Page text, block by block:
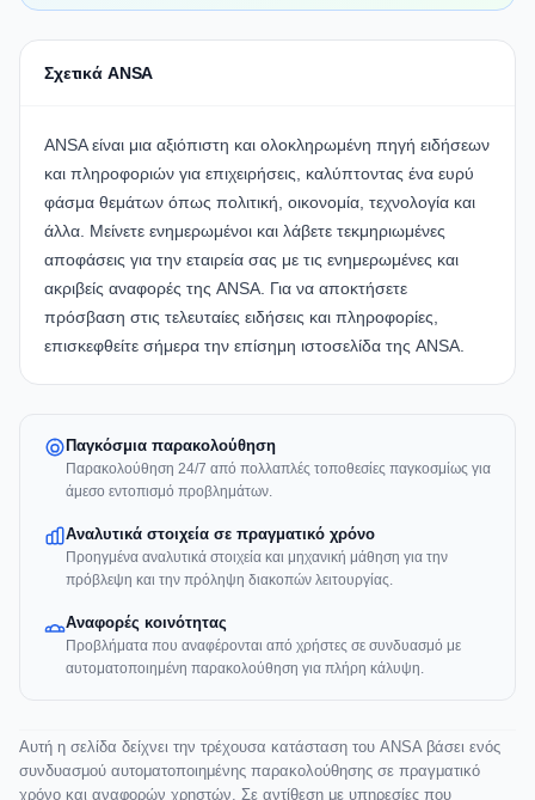
Σχετικά ANSA
ANSAείναι μια αξιόπιστη και ολοκληρωμένη πηγή ειδήσεων
και πληροφοριών για επιχειρήσεις, καλύπτοντας ένα ευρύ
φάσμα θεμάτων όπως πολιτική, οικονομία, τεχνολογία και
άλλα. Μείνετε ενημερωμένοι και λάβετε τεκμηριωμένες
αποφάσεις για την εταιρεία σας με τις ενημερωμένες και
ακριβείς αναφορές της ANSA. Για να αποκτήσετε
πρόσβαση στις τελευταίες ειδήσεις και πληροφορίες,
επισκεφθείτε σήμερα την επίσημη ιστοσελίδα της ANSA.
Παγκόσμια παρακολούθηση
Παρακολούθηση 24/7 από πολλαπλές τοποθεσίες παγκοσμίως για
άμεσο εντοπισμό προβλημάτων.
Αναλυτικά στοιχεία σε πραγματικό χρόνο
Προηγμένα αναλυτικά στοιχεία και μηχανική μάθηση για την
πρόβλεψη και την πρόληψη διακοπών λειτουργίας.
Αναφορές κοινότητας
Προβλήματα που αναφέρονται από χρήστες σε συνδυασμό με
αυτοματοποιημένη παρακολούθηση για πλήρη κάλυψη.
Αυτή η σελίδα δείχνει την τρέχουσα κατάσταση του ANSA βάσει ενός
συνδυασμού αυτοματοποιημένης παρακολούθησης σε πραγματικό
χρόνο και αναφορών χρηστών. Σε αντίθεση με υπηρεσίες που